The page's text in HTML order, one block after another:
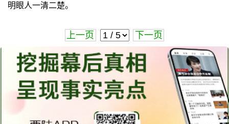
明眼人一清二楚。
上一页 下一页